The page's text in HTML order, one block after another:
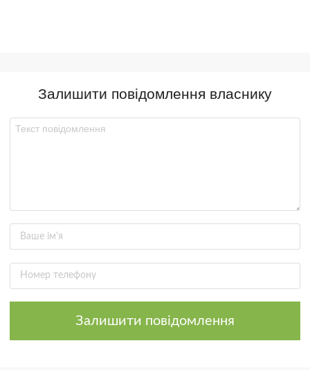
Залишити повідомлення власнику
Залишити повідомлення